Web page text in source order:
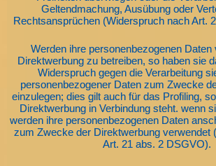
Geltendmachung, Ausübung oder
Rechtsansprüchen (Widerspruch nach Art.
Werden ihre personenbezogenen Daten
Direktwerbung zu betreiben, so haben sie
Widerspruch gegen die Verarbeitung
personenbezogener Daten zum Zwecke
einzulegen; dies gilt auch für das Profiling,
Direktwerbung in Verbindung steht. wenn
werden ihre personenbezogenen Daten
zum Zwecke der Direktwerbung verwendet
Art. 21 abs. 2 DSGVO).